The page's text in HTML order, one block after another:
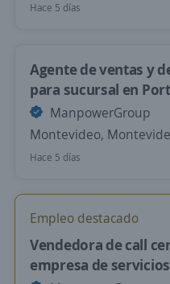
Hace 5 días
Agente de ventas y
para sucursal en
ManpowerGroup
Montevideo,
Hace 5 días
Empleo destacado
Vendedora de call
empresa de servicios